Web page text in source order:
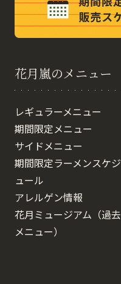
花月嵐のメニュー
レギュラーメニュー
期間限定メニュー
サイドメニュー
期間限定ラーメンスケジ
ュール
アレルゲン情報
花月ミュージアム（過去
メニュー）